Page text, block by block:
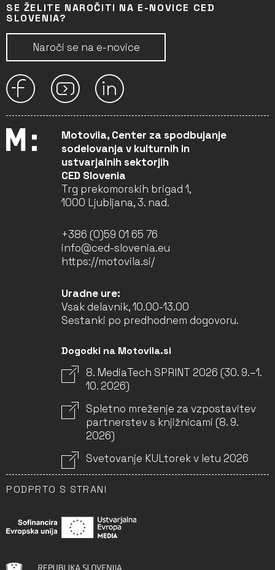
SE ŽELITE NAROČITI NA E-NOVICE CED
SLOVENIA?
Naroči se na e-novice
Motovila, Center za spodbujanje
sodelovanja v kulturnih in
ustvarjalnih sektorjih
CED Slovenia
Trg prekomorskih brigad 1,
1000 Ljubljana, 3. nad.
+386 (0)59 01 65 76
info@ced-slovenia.eu
https://motovila.si/
Uradne ure:
Vsak delavnik, 10.00-13.00
Sestanki po predhodnem dogovoru.
Dogodki na Motovila.si
8. MediaTech SPRINT 2026 (30. 9.–1.
10. 2026)
Spletno mreženje za vzpostavitev
partnerstev s knjižnicami (8. 9.
2026)
Svetovanje KULtorek v letu 2026
PODPRTO S STRANI